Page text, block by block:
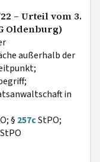
22 – Urteil vom 3.
Oldenburg)
außerhalb der
in
§ 257cStPO;